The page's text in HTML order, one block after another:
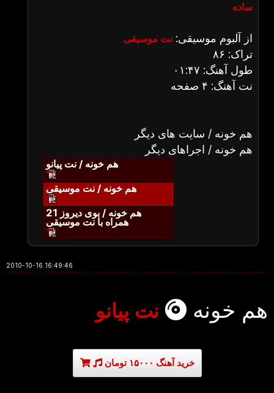
ساده
از آلبوم موسیقی: نت موسیقی
تراک: ۸۶
طول آهنگ: ۰۱:۴۷
نت آهنگ: ۴ صفحه
هم خونه / سایت های دیگر
هم خونه / اجراهای دیگر
هم خونه / نت پیانو
هم خونه / نت موسیقی
هم خونه / بوی دیروز 21
همراه با نت موسیقی
2010-10-16 16:49:46
هم خونه نت پیانو
خرید آهنگ ۱۵۰۰۰ تومان